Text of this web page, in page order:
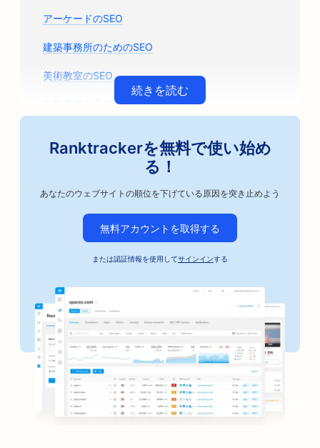
アーケードのSEO
建築事務所のためのSEO
美術教室のSEO
自動車整備工場のためのSEO
自動車修理工場のためのSEO
自動車ビジネスのためのSEO
アーティザン・コーヒー・ロースターのためのSEO
銀行向けSEO
理髪店のためのSEO
ボードゲームカフェのSEO
焼肉店のSEO
書店のためのSEO
続きを読む
Ranktrackerを無料で使い始め
る！
あなたのウェブサイトの順位を下げている原因を突き止めよう
無料アカウントを取得する
または認証情報を使用してサインインする